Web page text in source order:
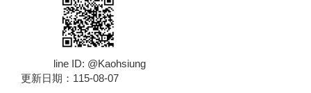
line ID: @Kaohsiung
更新日期： 115-08-07